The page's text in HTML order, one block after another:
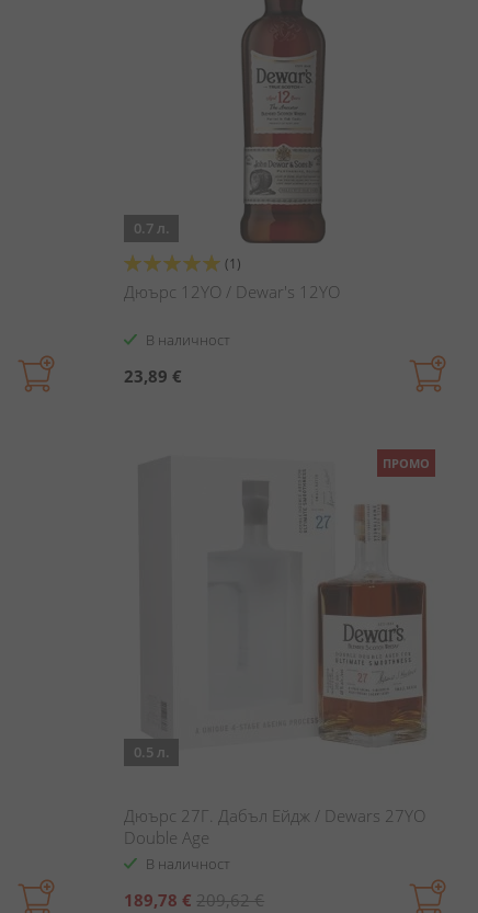
0.7 л.
Оценка:
100%
(1)
Дюърс 12YO / Dewar's 12YO
В наличност
23,89 €
ПРОМО
0.5 л.
Дюърс 27Г. Дабъл Ейдж / Dewars 27YO
Double Age
В наличност
Специална
189,78 € 209,62 €